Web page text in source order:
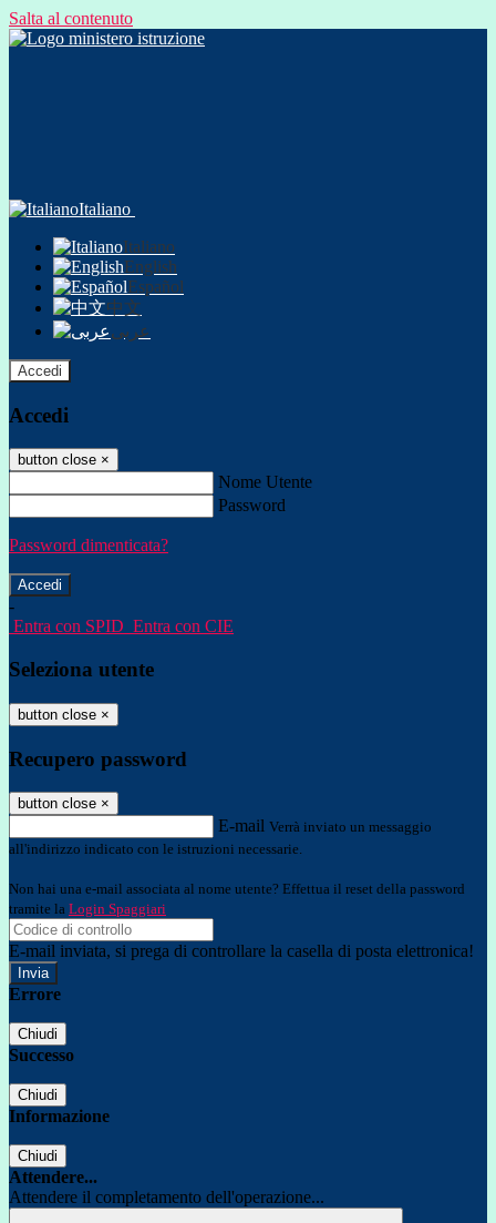
Salta al contenuto
Italiano
Italiano
English
Español
中文
عربى
Accedi
Accedi
button close ×
Nome Utente
Password
Password dimenticata?
-
Entra con SPID Entra con CIE
Seleziona utente
button close ×
Recupero password
button close ×
E-mail Verrà inviato un messaggio
all'indirizzo indicato con le istruzioni necessarie.
Non hai una e-mail associata al nome utente? Effettua il reset della password
tramite la Login Spaggiari
E-mail inviata, si prega di controllare la casella di posta elettronica!
Errore
Chiudi
Successo
Chiudi
Informazione
Chiudi
Attendere...
Attendere il completamento dell'operazione...